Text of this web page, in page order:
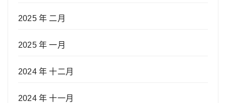
2025 年 二月
2025 年 一月
2024 年 十二月
2024 年 十一月